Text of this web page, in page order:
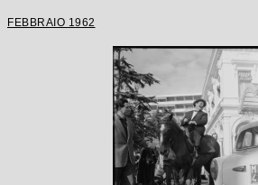
FEBBRAIO 1962